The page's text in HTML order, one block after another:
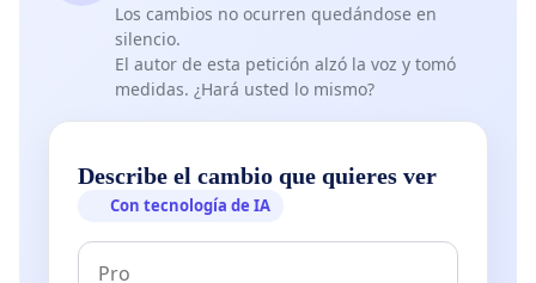
Los cambios no ocurren quedándose en
silencio.
El autor de esta petición alzó la voz y tomó
medidas. ¿Hará usted lo mismo?
Describe el cambio que quieres ver
Con tecnología de IA